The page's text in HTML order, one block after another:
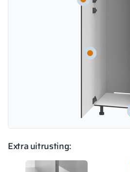
Extra uitrusting: